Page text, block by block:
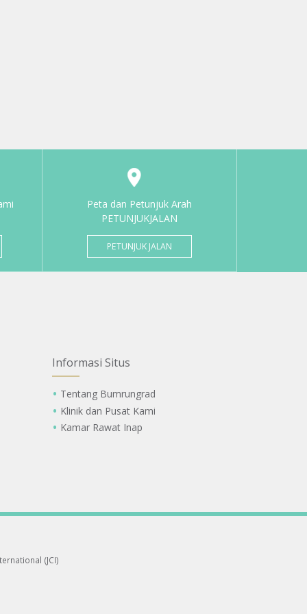
Peta dan Petunjuk Arah
PETUNJUKJALAN
PETUNJUK JALAN
Informasi Situs
Tentang Bumrungrad
Klinik dan Pusat Kami
Kamar Rawat Inap
(JCI)